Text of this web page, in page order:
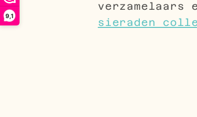
9,1
verzamelaars
sieraden